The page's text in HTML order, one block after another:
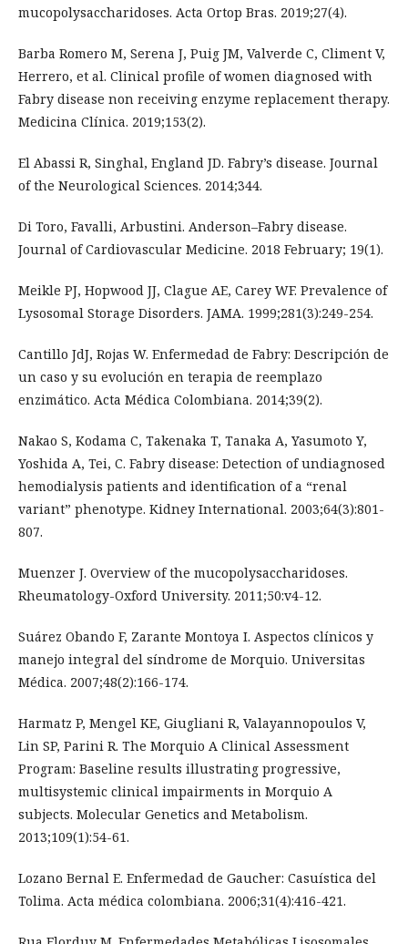
mucopolysaccharidoses. Acta Ortop Bras. 2019;27(4).
Barba Romero M, Serena J, Puig JM, Valverde C, Climent V,
Herrero, et al. Clinical profile of women diagnosed with
Fabry disease non receiving enzyme replacement therapy.
Medicina Clínica. 2019;153(2).
El Abassi R, Singhal, England JD. Fabry’s disease. Journal
of the Neurological Sciences. 2014;344.
Di Toro, Favalli, Arbustini. Anderson–Fabry disease.
Journal of Cardiovascular Medicine. 2018 February; 19(1).
Meikle PJ, Hopwood JJ, Clague AE, Carey WF. Prevalence of
Lysosomal Storage Disorders. JAMA. 1999;281(3):249-254.
Cantillo JdJ, Rojas W. Enfermedad de Fabry: Descripción de
un caso y su evolución en terapia de reemplazo
enzimático. Acta Médica Colombiana. 2014;39(2).
Nakao S, Kodama C, Takenaka T, Tanaka A, Yasumoto Y,
Yoshida A, Tei, C. Fabry disease: Detection of undiagnosed
hemodialysis patients and identification of a “renal
variant” phenotype. Kidney International. 2003;64(3):801-
807.
Muenzer J. Overview of the mucopolysaccharidoses.
Rheumatology-Oxford University. 2011;50:v4-12.
Suárez Obando F, Zarante Montoya I. Aspectos clínicos y
manejo integral del síndrome de Morquio. Universitas
Médica. 2007;48(2):166-174.
Harmatz P, Mengel KE, Giugliani R, Valayannopoulos V,
Lin SP, Parini R. The Morquio A Clinical Assessment
Program: Baseline results illustrating progressive,
multisystemic clinical impairments in Morquio A
subjects. Molecular Genetics and Metabolism.
2013;109(1):54-61.
Lozano Bernal E. Enfermedad de Gaucher: Casuística del
Tolima. Acta médica colombiana. 2006;31(4):416-421.